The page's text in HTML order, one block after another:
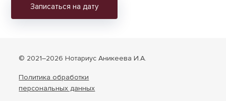
Записаться на дату
© 2021–2026 Нотариус Аникеева И.А.
Политика обработки
персональных данных